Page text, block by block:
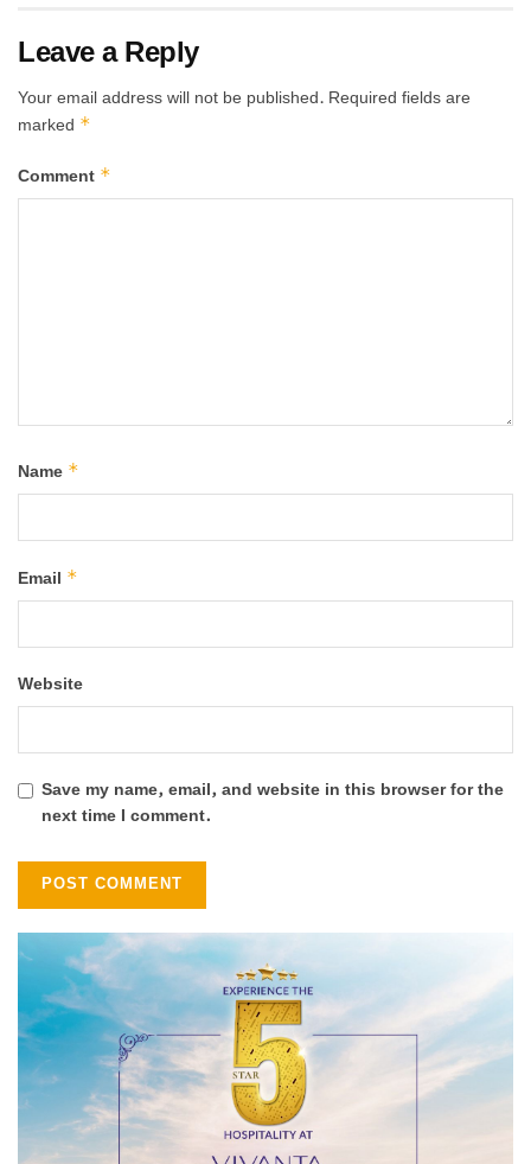
Leave a Reply
Your email address will not be published. Required fields are
marked *
Comment *
Name *
Email *
Website
Save my name, email, and website in this browser for the
next time I comment.